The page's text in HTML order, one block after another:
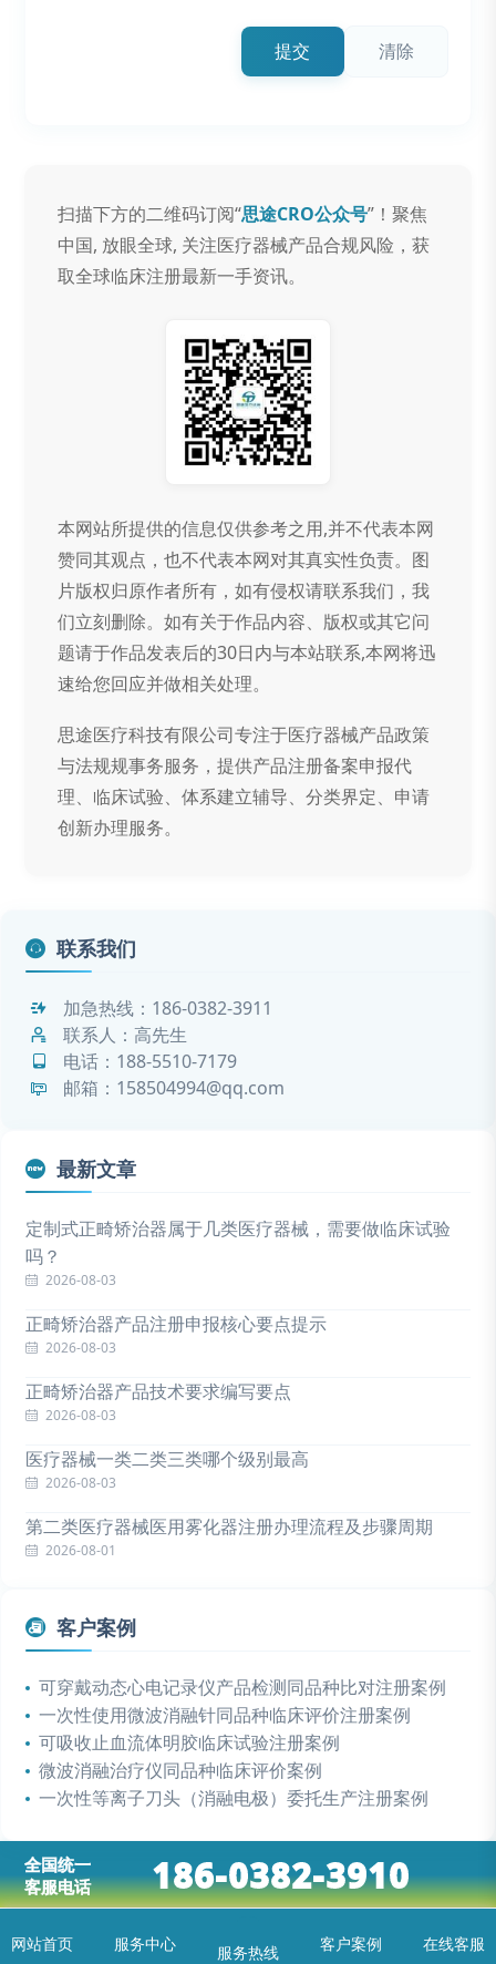
提交 清除
扫描下方的二维码订阅“思途CRO公众号”！聚焦
中国, 放眼全球, 关注医疗器械产品合规风险，获
取全球临床注册最新一手资讯。
本网站所提供的信息仅供参考之用,并不代表本网
赞同其观点，也不代表本网对其真实性负责。图
片版权归原作者所有，如有侵权请联系我们，我
们立刻删除。如有关于作品内容、版权或其它问
题请于作品发表后的30日内与本站联系,本网将迅
速给您回应并做相关处理。
思途医疗科技有限公司专注于医疗器械产品政策
与法规规事务服务，提供产品注册备案申报代
理、临床试验、体系建立辅导、分类界定、申请
创新办理服务。
联系我们
加急热线： 186-0382-3911
联系人：高先生
电话： 188-5510-7179
邮箱：158504994@qq.com
最新文章
定制式正畸矫治器属于几类医疗器械，需要做临床试验
吗？
2026-08-03
正畸矫治器产品注册申报核心要点提示
2026-08-03
正畸矫治器产品技术要求编写要点
2026-08-03
医疗器械一类二类三类哪个级别最高
2026-08-03
第二类医疗器械医用雾化器注册办理流程及步骤周期
2026-08-01
客户案例
可穿戴动态心电记录仪产品检测同品种比对注册案例
一次性使用微波消融针同品种临床评价注册案例
可吸收止血流体明胶临床试验注册案例
微波消融治疗仪同品种临床评价案例
一次性等离子刀头（消融电极）委托生产注册案例
全国统一
客服电话
186-0382-3910
首页 服务中心 问题解答 咨询
网站首页 服务中心 服务热线 客户案例 在线客服